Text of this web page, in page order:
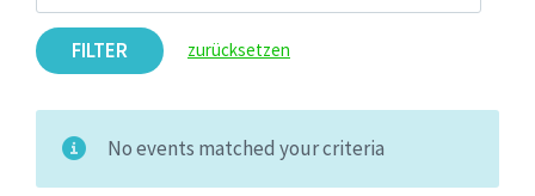
FILTER zurücksetzen
No events matched your criteria